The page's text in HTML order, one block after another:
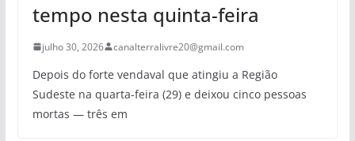
tempo nesta quinta-feira
julho 30, 2026 canalterralivre20@gmail.com
Depois do forte vendaval que atingiu a Região
Sudeste na quarta-feira (29) e deixou cinco pessoas
mortas — três em